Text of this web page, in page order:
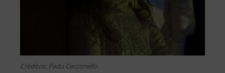
Créditos: Padu Cecconello